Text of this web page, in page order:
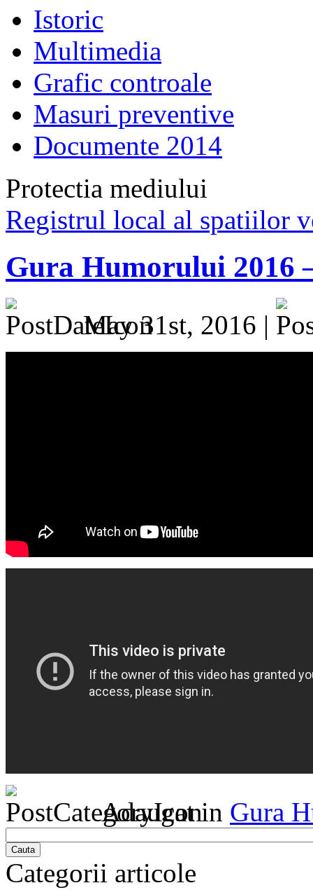
Istoric
Multimedia
Grafic controale
Masuri preventive
Documente 2014
Protectia mediului
Registrul local al spatiilor
Gura Humorului 2016
May 31st, 2016 |
Adaugat in Gura
Cauta
Categorii articole